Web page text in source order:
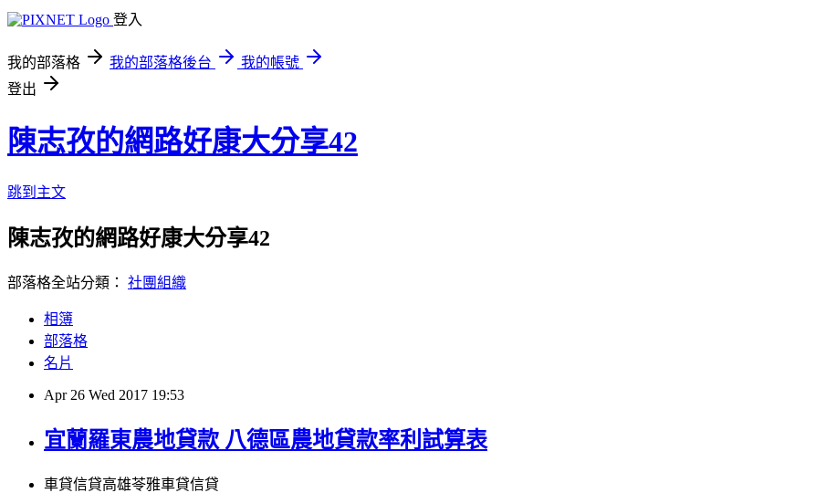
登入
我的部落格 我的部落格後台
我的帳號
登出
陳志孜的網路好康大分享42
跳到主文
陳志孜的網路好康大分享42
部落格全站分類： 社團組織
相簿
部落格
名片
Apr 26 Wed 2017 19:53
宜蘭羅東農地貸款 八德區農地貸款率利試算表
車貸信貸高雄苓雅車貸信貸